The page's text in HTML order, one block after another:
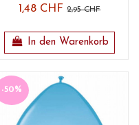
1,48 CHF2,95 CHF
In den Warenkorb
-50%